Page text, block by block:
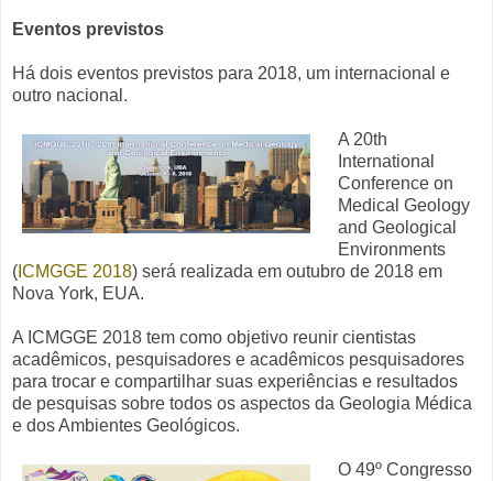
Eventos previstos
Há dois eventos previstos para 2018, um internacional e
outro nacional.
A 20th
International
Conference on
Medical Geology
and Geological
Environments
( ICMGGE 2018) será realizada em outubro de 2018 em
Nova York, EUA.
A ICMGGE 2018 tem como objetivo reunir cientistas
acadêmicos, pesquisadores e acadêmicos pesquisadores
para trocar e compartilhar suas experiências e resultados
de pesquisas sobre todos os aspectos da Geologia Médica
e dos Ambientes Geológicos.
O 49º Congresso